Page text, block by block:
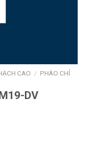
CAO / PHÀO CHỈ
DV